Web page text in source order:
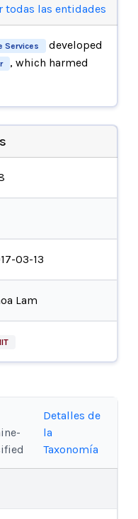
todas las entidades
Services
developed
, which harmed
03-13
Lam
Detalles de
la
Taxonomía